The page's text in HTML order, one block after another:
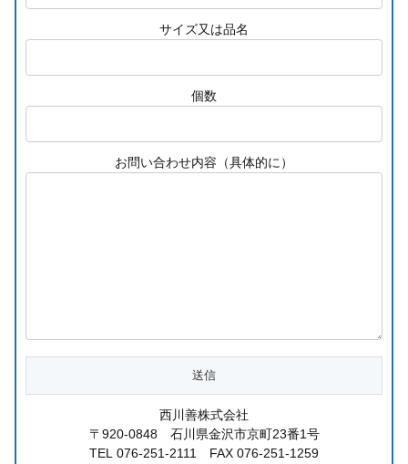
サイズ又は品名
個数
お問い合わせ内容（具体的に）
西川善株式会社
〒920-0848 石川県金沢市京町23番1号
TEL 076-251-2111 FAX 076-251-1259